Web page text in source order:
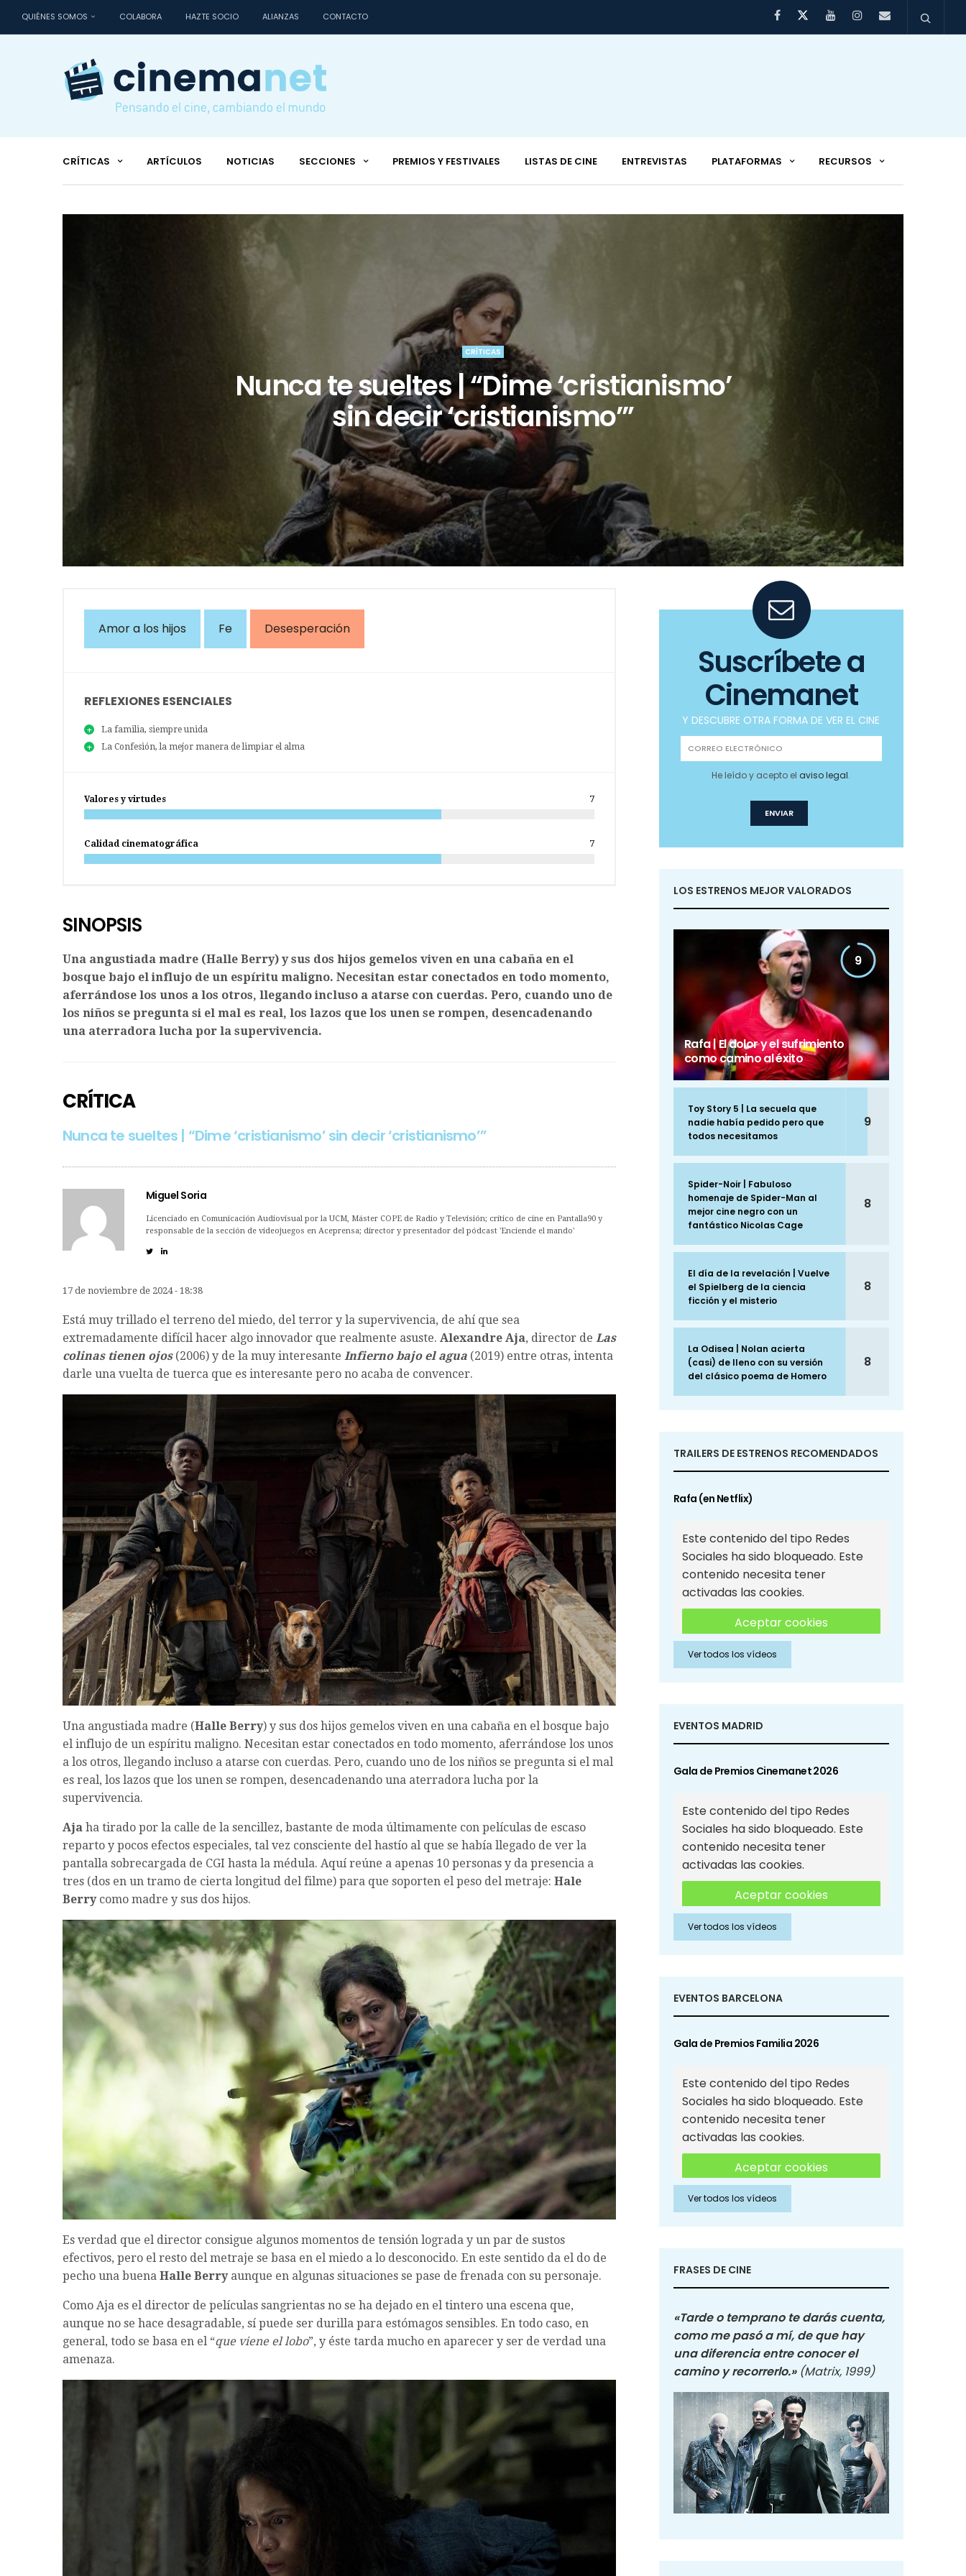
QUIÉNES SOMOS COLABORA HAZTE SOCIO ALIANZAS CONTACTO
CRÍTICAS ARTÍCULOS NOTICIAS SECCIONES PREMIOS Y FESTIVALES LISTAS DE CINE ENTREVISTAS PLATAFORMAS RECURSOS
CRÍTICAS
Nunca te sueltes | “Dime ‘cristianismo’
sin decir ‘cristianismo’”
Amor a los hijos Fe Desesperación
REFLEXIONES ESENCIALES
La familia, siempre unida
La Confesión, la mejor manera de limpiar el alma
Valores y virtudes 7
Calidad cinematográfica 7
SINOPSIS
Una angustiada madre (Halle Berry) y sus dos hijos gemelos viven en una cabaña en el
bosque bajo el influjo de un espíritu maligno. Necesitan estar conectados en todo momento,
aferrándose los unos a los otros, llegando incluso a atarse con cuerdas. Pero, cuando uno de
los niños se pregunta si el mal es real, los lazos que los unen se rompen, desencadenando
una aterradora lucha por la supervivencia.
CRÍTICA
Nunca te sueltes | “Dime ‘cristianismo’ sin decir ‘cristianismo’”
Miguel Soria
Licenciado en Comunicación Audiovisual por la UCM, Máster COPE de Radio y Televisión; crítico de cine en Pantalla90 y
responsable de la sección de videojuegos en Aceprensa; director y presentador del pódcast 'Enciende el mando'
17 de noviembre de 2024 - 18:38
Está muy trillado el terreno del miedo, del terror y la supervivencia, de ahí que sea
extremadamente difícil hacer algo innovador que realmente asuste. Alexandre Aja, director de Las
colinas tienen ojos(2006) y de la muy interesante Infierno bajo el agua (2019) entre otras, intenta
darle una vuelta de tuerca que es interesante pero no acaba de convencer.
Una angustiada madre (Halle Berry) y sus dos hijos gemelos viven en una cabaña en el bosque bajo
el influjo de un espíritu maligno. Necesitan estar conectados en todo momento, aferrándose los unos
a los otros, llegando incluso a atarse con cuerdas. Pero, cuando uno de los niños se pregunta si el mal
es real, los lazos que los unen se rompen, desencadenando una aterradora lucha por la
supervivencia.
Aja ha tirado por la calle de la sencillez, bastante de moda últimamente con películas de escaso
reparto y pocos efectos especiales, tal vez consciente del hastío al que se había llegado de ver la
pantalla sobrecargada de CGI hasta la médula. Aquí reúne a apenas 10 personas y da presencia a
tres (dos en un tramo de cierta longitud del filme) para que soporten el peso del metraje: Hale
Berrycomo madre y sus dos hijos.
Es verdad que el director consigue algunos momentos de tensión lograda y un par de sustos
efectivos, pero el resto del metraje se basa en el miedo a lo desconocido. En este sentido da el do de
pecho una buena Halle Berryaunque en algunas situaciones se pase de frenada con su personaje.
Como Aja es el director de películas sangrientas no se ha dejado en el tintero una escena que,
aunque no se hace desagradable, sí puede ser durilla para estómagos sensibles. En todo caso, en
general, todo se basa en el “que viene el lobo”, y éste tarda mucho en aparecer y ser de verdad una
amenaza.
Suscríbete a
Cinemanet
Y DESCUBRE OTRA FORMA DE VER EL CINE
He leído y acepto elaviso legal.
LOS ESTRENOS MEJOR VALORADOS
9
Rafa | El dolor y el sufrimiento
como camino al éxito
Toy Story 5 | La secuela que
nadie había pedido pero que
todos necesitamos
9
Spider-Noir | Fabuloso
homenaje de Spider-Man al
mejor cine negro con un
fantástico Nicolas Cage
8
El día de la revelación | Vuelve
el Spielberg de la ciencia
ficción y el misterio
8
La Odisea | Nolan acierta
(casi) de lleno con su versión
del clásico poema de Homero
8
TRAILERS DE ESTRENOS RECOMENDADOS
Rafa (en Netflix)
Este contenido del tipo Redes
Sociales ha sido bloqueado. Este
contenido necesita tener
activadas las cookies.
Aceptar cookies
Aceptar cookies de Redes
Sociales
Ver todos los vídeos
EVENTOS MADRID
Gala de Premios Cinemanet 2026
Este contenido del tipo Redes
Sociales ha sido bloqueado. Este
contenido necesita tener
activadas las cookies.
Aceptar cookies
Aceptar cookies de Redes
Sociales
Ver todos los vídeos
EVENTOS BARCELONA
Gala de Premios Familia 2026
Este contenido del tipo Redes
Sociales ha sido bloqueado. Este
contenido necesita tener
activadas las cookies.
Aceptar cookies
Aceptar cookies de Redes
Sociales
Ver todos los vídeos
FRASES DE CINE
«Tarde o temprano te darás cuenta,
como me pasó a mí, de que hay
una diferencia entre conocer el
camino y recorrerlo.» (Matrix, 1999)